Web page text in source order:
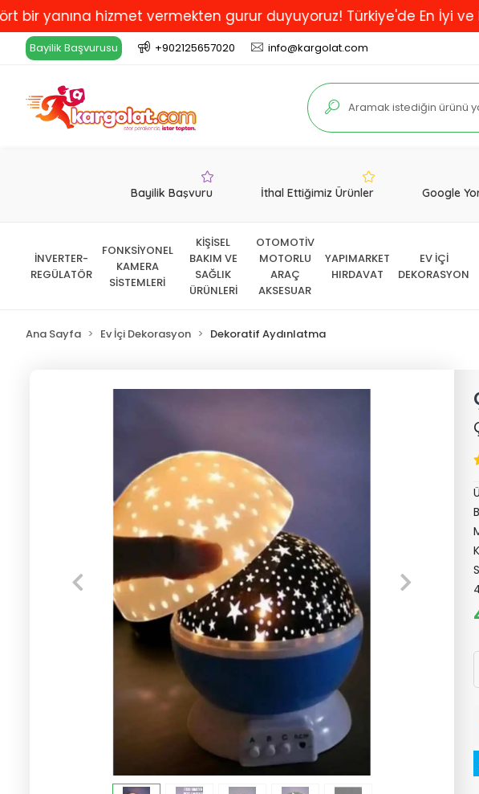
hizmet vermekten gurur duyuyoruz! Türkiye'de En İyi ve Kaliteli
Bayilik Başvurusu +902125657020 info@kargolat.com
Bayilik Başvuru İthal Ettiğimiz Ürünler Google
İNVERTER-
REGÜLATÖR
FONKSİYONEL
KAMERA
SİSTEMLERİ
KİŞİSEL
BAKIM VE
SAĞLIK
ÜRÜNLERİ
OTOMOTİV
MOTORLU
ARAÇ
AKSESUAR
YAPIMARKET
HIRDAVAT
EV İÇİ
DEKORASYON
Ana Sayfa Ev İçi Dekorasyon Dekoratif Aydınlatma